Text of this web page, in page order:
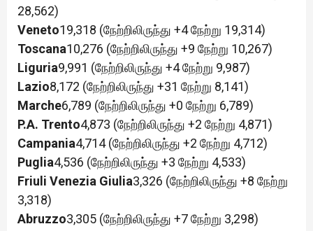
28,562)
Veneto19,318 (நேற்றிலிருந்து +4 நேற்று 19,314)
Toscana10,276 (நேற்றிலிருந்து +9 நேற்று 10,267)
Liguria9,991 (நேற்றிலிருந்து +4 நேற்று 9,987)
Lazio8,172 (நேற்றிலிருந்து +31 நேற்று 8,141)
Marche6,789 (நேற்றிலிருந்து +0 நேற்று 6,789)
P.A. Trento4,873 (நேற்றிலிருந்து +2 நேற்று 4,871)
Campania4,714 (நேற்றிலிருந்து +2 நேற்று 4,712)
Puglia4,536 (நேற்றிலிருந்து +3 நேற்று 4,533)
Friuli Venezia Giulia3,326 (நேற்றிலிருந்து +8 நேற்று
3,318)
Abruzzo3,305 (நேற்றிலிருந்து +7 நேற்று 3,298)